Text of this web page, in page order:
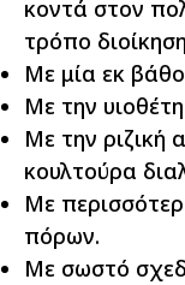
κοντά στον
τρόπο
Με μία εκ
Με την
Με την
κουλτούρα
Με
πόρων.
Με σωστό